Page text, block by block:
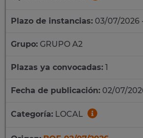
Plazo de instancias: 03/07/2026
Grupo: GRUPO A2
Plazas ya convocadas: 1
Fecha de publicación: 02/07/
Categoría: LOCAL